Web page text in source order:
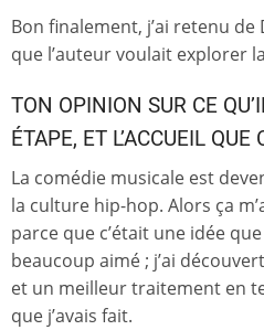
Bon finalement, j’ai retenu de
que l’auteur voulait explorer
TON OPINION SUR CE
ÉTAPE, ET L’ACCUEIL QUE
La comédie musicale est
la culture hip-hop. Alors ça
parce que c’était une idée que
beaucoup aimé ; j’ai
et un meilleur traitement en
que j’avais fait.